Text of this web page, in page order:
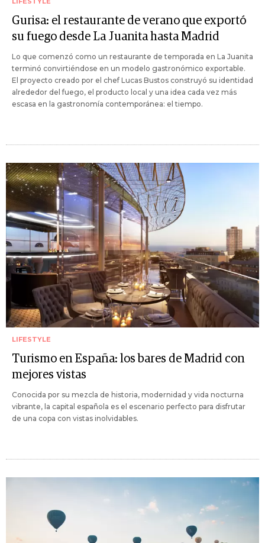
Gurisa: el restaurante de verano que exportó
su fuego desde La Juanita hasta Madrid
Lo que comenzó como un restaurante de temporada en La Juanita
terminó convirtiéndose en un modelo gastronómico exportable.
El proyecto creado por el chef Lucas Bustos construyó su identidad
alrededor del fuego, el producto local y una idea cada vez más
escasa en la gastronomía contemporánea: el tiempo.
LIFESTYLE
Turismo en España: los bares de Madrid con
mejores vistas
Conocida por su mezcla de historia, modernidad y vida nocturna
vibrante, la capital española es el escenario perfecto para disfrutar
de una copa con vistas inolvidables.